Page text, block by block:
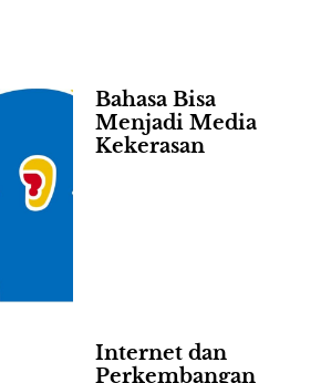
Bahasa Bisa
Menjadi Media
Kekerasan
Internet dan
Perkembangan